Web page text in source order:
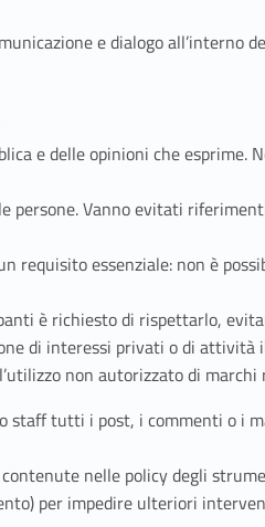
e dialogo
e delle opinioni che
Vanno evitati
requisito essenziale: non è
è richiesto di rispettarlo,
di interessi privati o di attività
non autorizzato di
staff tutti i post, i commenti o
nelle policy degli
per impedire ulteriori